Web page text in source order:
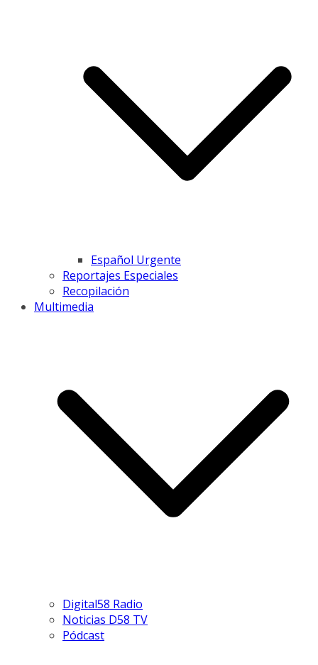
Español Urgente
Reportajes Especiales
Recopilación
Multimedia
Digital58 Radio
Noticias D58 TV
Pódcast